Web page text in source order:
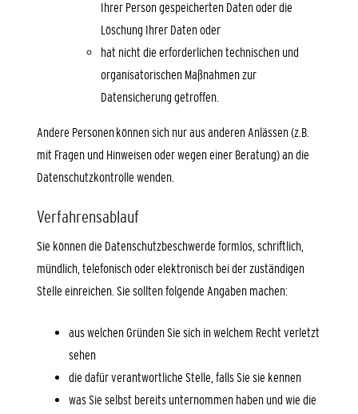
Ihrer Person gespeicherten Daten oder die
Löschung Ihrer Daten oder
hat nicht die erforderlichen technischen und
organisatorischen Maßnahmen zur
Datensicherung getroffen.
Andere Personen können sich nur aus anderen Anlässen (z.B.
mit Fragen und Hinweisen oder wegen einer Beratung) an die
Datenschutzkontrolle wenden.
Verfahrensablauf
Sie können die Datenschutzbeschwerde formlos, schriftlich,
mündlich, telefonisch oder elektronisch bei der zuständigen
Stelle einreichen. Sie sollten folgende Angaben machen:
aus welchen Gründen Sie sich in welchem Recht verletzt
sehen
die dafür verantwortliche Stelle, falls Sie sie kennen
was Sie selbst bereits unternommen haben und wie die